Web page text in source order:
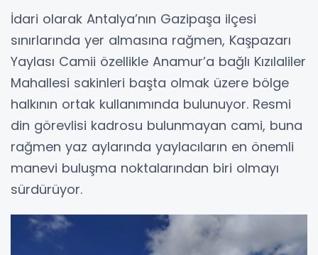
İdari olarak Antalya’nın Gazipaşa ilçesi
sınırlarında yer almasına rağmen, Kaşpazarı
Yaylası Camii özellikle Anamur’a bağlı Kızılaliler
Mahallesi sakinleri başta olmak üzere bölge
halkının ortak kullanımında bulunuyor. Resmi
din görevlisi kadrosu bulunmayan cami, buna
rağmen yaz aylarında yaylacıların en önemli
manevi buluşma noktalarından biri olmayı
sürdürüyor.